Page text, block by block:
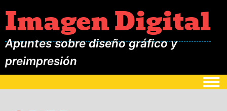
Imagen Digital
Apuntes sobre diseño gráfico y
preimpresión